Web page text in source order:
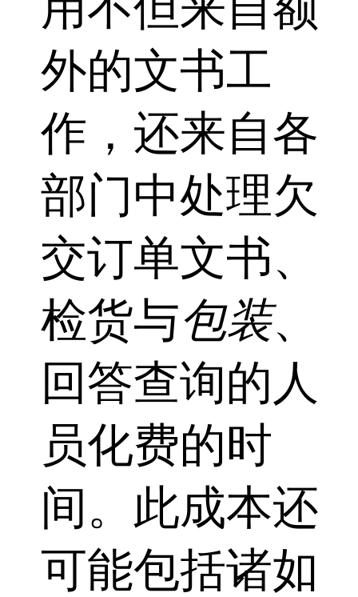
外的文书工
作，还来自各
部门中处理欠
交订单文书、
检货与包装、
回答查询的人
员化费的时
间。此成本还
可能包括诸如